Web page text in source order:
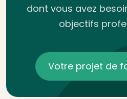
dont vous avez
objectifs
Votre projet de